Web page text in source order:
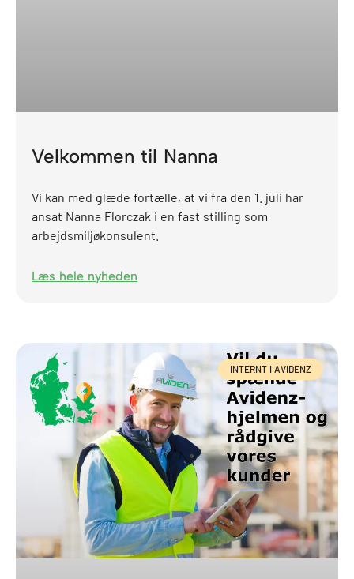
Velkommen til Nanna
Vi kan med glæde fortælle, at vi fra den 1. juli har
ansat Nanna Florczak i en fast stilling som
arbejdsmiljøkonsulent.
Læs hele nyheden
INTERNT I AVIDENZ